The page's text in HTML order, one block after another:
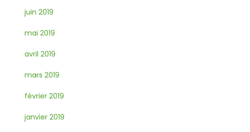
juin 2019
mai 2019
avril 2019
mars 2019
février 2019
janvier 2019